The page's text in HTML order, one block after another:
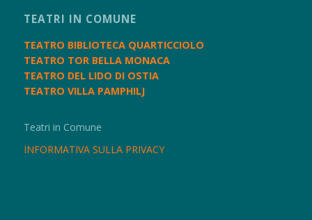
TEATRI IN COMUNE
TEATRO BIBLIOTECA QUARTICCIOLO
TEATRO TOR BELLA MONACA
TEATRO DEL LIDO DI OSTIA
TEATRO VILLA PAMPHILJ
Teatri in Comune
INFORMATIVA SULLA PRIVACY